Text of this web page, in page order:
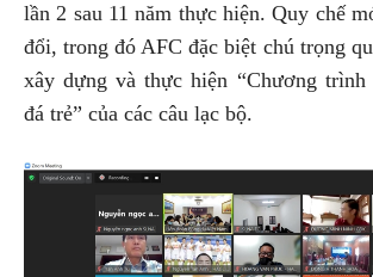
lần 2 sau 11 năm thực hiện. Quy chế
đổi, trong đó AFC đặc biệt chú trọng
xây dựng và thực hiện “Chương trình
đá trẻ” của các câu lạc bộ.